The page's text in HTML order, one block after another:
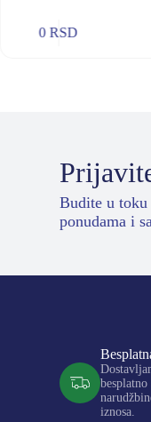
0RSD
Budite u
ponudama i
iznosa.